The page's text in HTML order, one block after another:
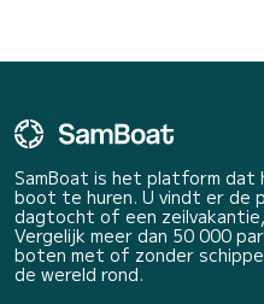
SamBoat is het platform dat
boot te huren. U vindt er de
dagtocht of een
Vergelijk meer dan 50 000
boten met of zonder
de wereld rond.